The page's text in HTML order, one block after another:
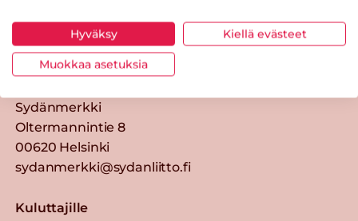
Sydänmerkki — Paremmat eväät
elämään.
Yhteystiedot
Sydänmerkki
Oltermannintie 8
00620 Helsinki
sydanmerkki@sydanliitto.fi
Kuluttajille
Hyväksy Kiellä evästeet
Muokkaa asetuksia